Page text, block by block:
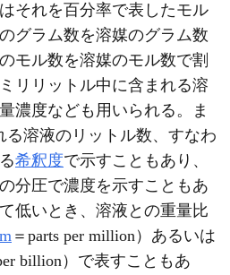
それを百分率で表したモル
グラム数を溶媒のグラム数
モル数を溶媒のモル数で割
リリットル中に含まれる溶
濃度なども用いられる。ま
る溶液のリットル数、すなわ
希釈度で示すこともあり、
分圧で濃度を示すこともあ
低いとき、溶液との重量比
＝parts per million）あるいは
billion）で表すこともあ